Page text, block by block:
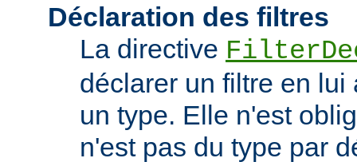
Déclaration des filtres
La directive
déclarer un filtre en
un type. Elle n'est
n'est pas du type par